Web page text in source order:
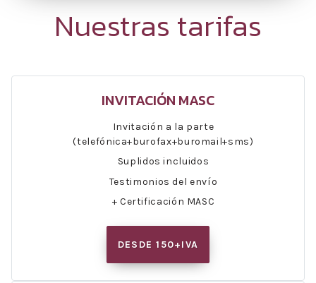
Nuestras tarifas
INVITACIÓN MASC
Invitación a la parte
(telefónica+burofax+buromail+sms)
Suplidos incluidos
Testimonios del envío
+ Certificación MASC
DESDE 150+IVA